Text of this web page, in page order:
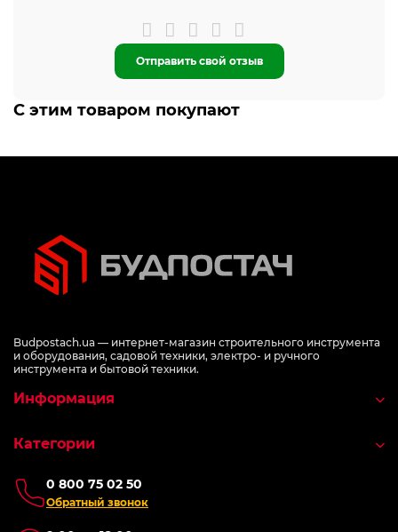
Отправить свой отзыв
С этим товаром покупают
Budpostach.ua — интернет-магазин строительного инструмента
и оборудования, садовой техники, электро- и ручного
инструмента и бытовой техники.
0 800 75 02 50
Обратный звонок
Информация
Категории